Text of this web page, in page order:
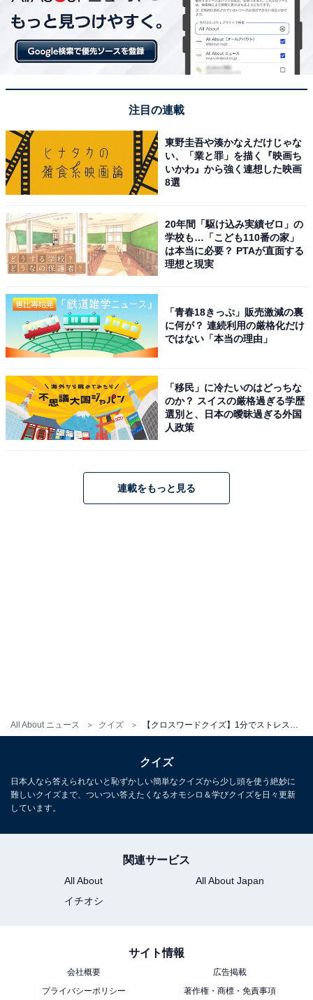
All About ニュース クイズ
注目の連載
東野圭吾や湊かなえだけじゃな
い、「業と罪」を描く『映画ち
いかわ』から強く連想した映画
8選
20年間「駆け込み実績ゼロ」の
学校も…「こども110番の家」
は本当に必要？ PTAが直面する
理想と現実
「青春18きっぷ」販売激減の裏
に何が？ 連続利用の厳格化だけ
ではない「本当の理由」
「移民」に冷たいのはどっちな
のか？ スイスの厳格過ぎる学歴
選別と、日本の曖昧過ぎる外国
人政策
連載をもっと見る
クイズ
日本人なら答えられないと恥ずかしい簡単なクイズから少し頭を使う絶妙に
難しいクイズまで、ついつい答えたくなるオモシロ＆学びクイズを日々更新
しています。
関連サービス
All About
All About Japan
イチオシ
サイト情報
会社概要
広告掲載
プライバシーポリシー
著作権・商標・免責事項